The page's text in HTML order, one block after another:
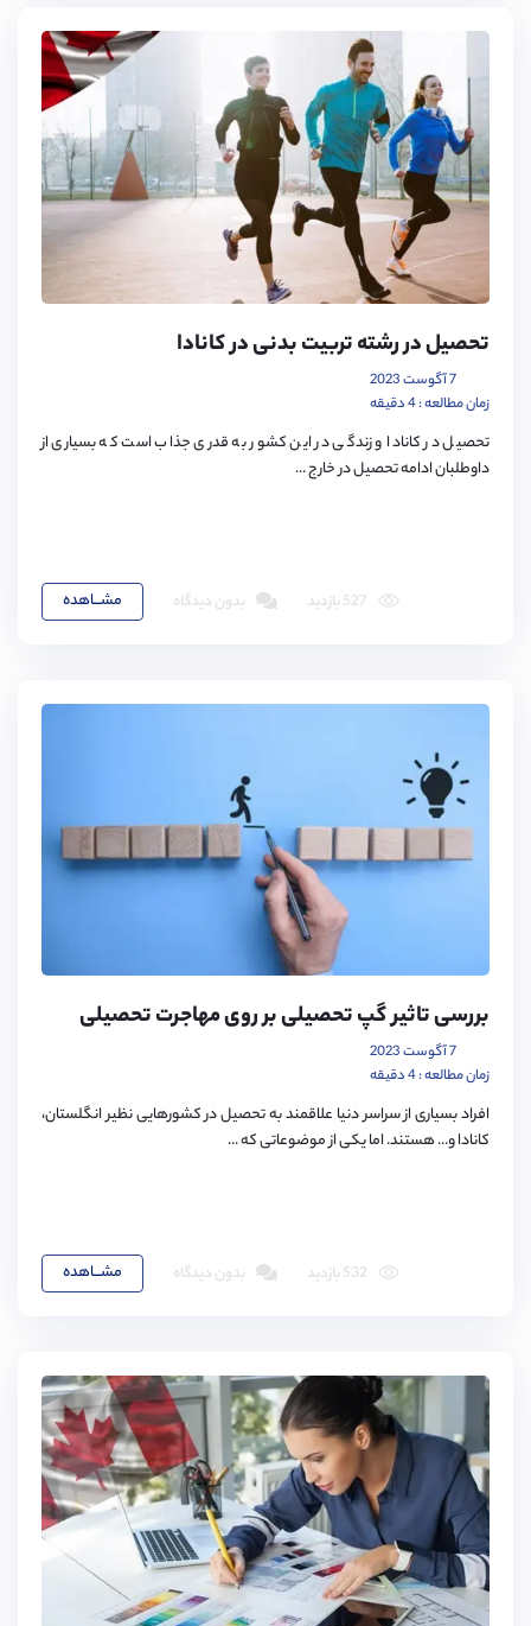
تحصیل در رشته تربیت بدنی در کانادا
7 آگوست 2023
زمان مطالعه : 4 دقیقه
تحصیل در کانادا و زندگی در این کشور به قدری جذاب است که بسیاری از
داوطلبان ادامه تحصیل در خارج ...
مشـــاهده بدون دیدگاه
بررسی تاثیر گپ تحصیلی بر روی مهاجرت تحصیلی
7 آگوست 2023
زمان مطالعه : 4 دقیقه
افراد بسیاری از سراسر دنیا علاقمند به تحصیل در کشورهایی نظیر انگلستان،
کانادا و... هستند. اما یکی از موضوعاتی که ...
مشـــاهده بدون دیدگاه